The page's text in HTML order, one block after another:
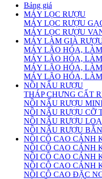
Bảng giá
MÁY LỌC RƯỢU
MÁY LỌC RƯỢU
MÁY LỌC RƯỢU
MÁY LÀM GIÀ
MÁY LÃO HÓA,
MÁY LÃO HÓA,
MÁY LÃO HÓA,
MÁY LÃO HÓA,
NỒI NẤU RƯỢU
THÁP CHƯNG CẤT
NỒI NẤU RƯỢU
NỒI NẤU RƯỢU CỠ
NỒI NẤU RƯỢU
NỒI NẤU RƯỢU
NỒI CÔ CAO CÁNH
NỒI CÔ CAO CÁNH
NỒI CÔ CAO CÁNH
NỒI CÔ CAO CÁNH
NỒI CÔ CAO ĐẶC